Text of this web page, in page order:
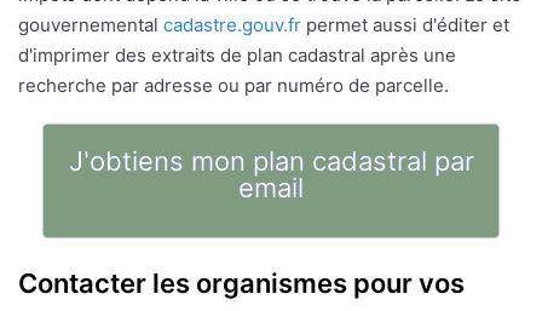
gouvernemental cadastre.gouv.fr permet aussi d'éditer et
d'imprimer des extraits de plan cadastral après une
recherche par adresse ou par numéro de parcelle.
J'obtiens mon plan cadastral par
email
Contacter les organismes pour vos